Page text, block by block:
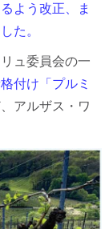
よう改正、ま
た。
ュ委員会の一
付け「プルミ
アルザス・ワ